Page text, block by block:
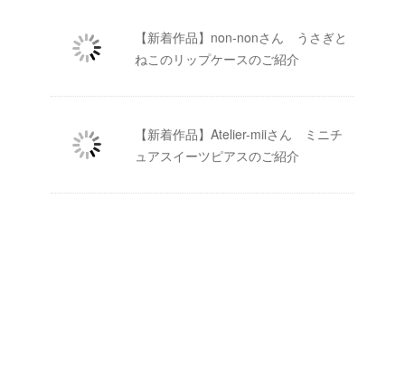
【新着作品】non-nonさん うさぎと
ねこのリップケースのご紹介
【新着作品】Atelier-miiさん ミニチ
ュアスイーツピアスのご紹介